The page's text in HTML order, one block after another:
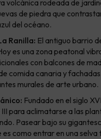
volcánica rodeada de
de piedra que
del océano.
Ranilla: El antiguo barrio
es una zona peatonal
con balcones de
comida canaria y
murales de arte urbano.
Fundado en el siglo
para aclimatarse a las
Pasear bajo su
es como entrar en una selva